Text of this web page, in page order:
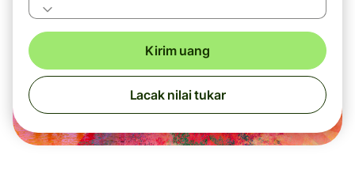
Kirim uang
Lacak nilai tukar